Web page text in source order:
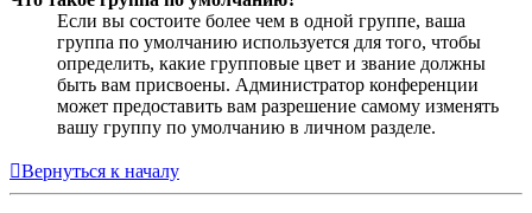
Если вы состоите более чем в одной группе, ваша
группа по умолчанию используется для того, чтобы
определить, какие групповые цвет и звание должны
быть вам присвоены. Администратор конференции
может предоставить вам разрешение самому изменять
вашу группу по умолчанию в личном разделе.
Вернуться к началу